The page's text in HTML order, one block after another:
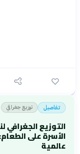
تفاصيل توزيع جغرافي
الجغرافي
على الطعام: